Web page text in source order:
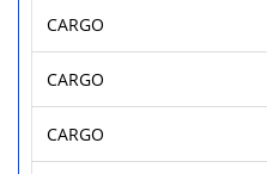
CARGO
CARGO
CARGO